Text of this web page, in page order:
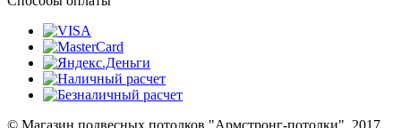
© Магазин подвесных потолков "Армстронг-потолки", 2017